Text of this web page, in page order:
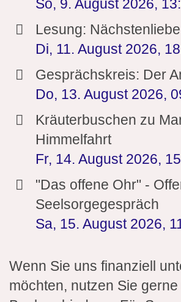
So, 9. August 2026,
Lesung: Nächstenliebe
Di, 11. August 2026,
Gesprächskreis: Der
Do, 13. August 2026,
Kräuterbuschen zu
Himmelfahrt
Fr, 14. August 2026,
"Das offene Ohr" -
Seelsorgegespräch
Sa, 15. August 2026,
Wenn Sie uns finanziell
möchten, nutzen Sie